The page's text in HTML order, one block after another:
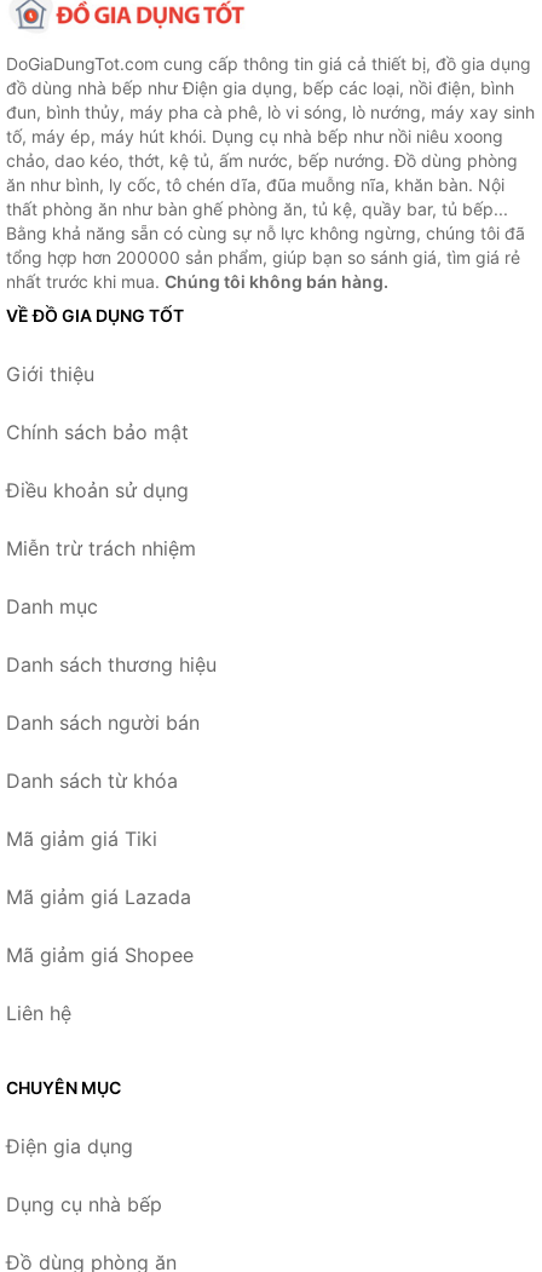
DoGiaDungTot.com cung cấp thông tin giá cả thiết bị, đồ gia dụng
đồ dùng nhà bếp như Điện gia dụng, bếp các loại, nồi điện, bình
đun, bình thủy, máy pha cà phê, lò vi sóng, lò nướng, máy xay sinh
tố, máy ép, máy hút khói. Dụng cụ nhà bếp như nồi niêu xoong
chảo, dao kéo, thớt, kệ tủ, ấm nước, bếp nướng. Đồ dùng phòng
ăn như bình, ly cốc, tô chén dĩa, đũa muỗng nĩa, khăn bàn. Nội
thất phòng ăn như bàn ghế phòng ăn, tủ kệ, quầy bar, tủ bếp...
Bằng khả năng sẵn có cùng sự nỗ lực không ngừng, chúng tôi đã
tổng hợp hơn 200000 sản phẩm, giúp bạn so sánh giá, tìm giá rẻ
nhất trước khi mua. Chúng tôi không bán hàng.
VỀ ĐỒ GIA DỤNG TỐT
Giới thiệu
Chính sách bảo mật
Điều khoản sử dụng
Miễn trừ trách nhiệm
Danh mục
Danh sách thương hiệu
Danh sách người bán
Danh sách từ khóa
Mã giảm giá Tiki
Mã giảm giá Lazada
Mã giảm giá Shopee
Liên hệ
CHUYÊN MỤC
Điện gia dụng
Dụng cụ nhà bếp
Đồ dùng phòng ăn